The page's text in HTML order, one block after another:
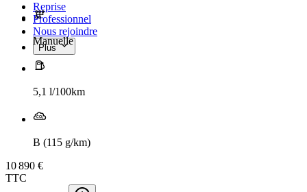
Reprise
Professionnel
Nous rejoindre
Plus
Manuelle
5,1 l/100km
B (115 g/km)
10 890 €
TTC